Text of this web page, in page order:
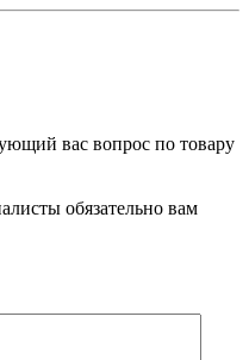
вас вопрос по товару
обязательно вам